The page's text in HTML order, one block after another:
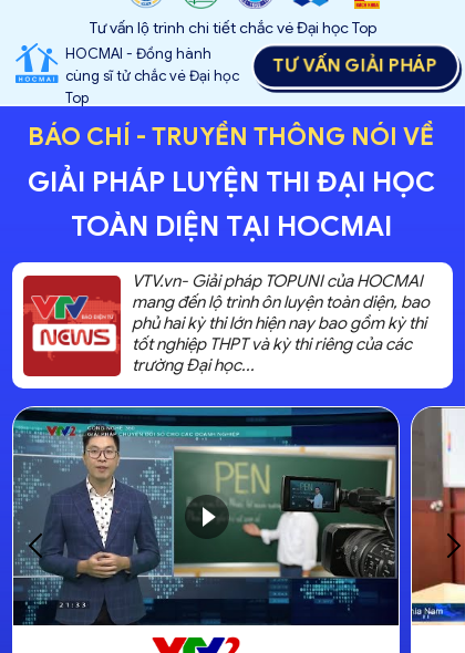
Tư vấn lộ trình chi tiết chắc vé Đại học Top
HOCMAI - Đồng hành
cùng sĩ tử chắc vé Đại học
Top
TƯ VẤN GIẢI PHÁP
BÁO CHÍ - TRUYỀN THÔNG NÓI VỀ
GIẢI PHÁP LUYỆN THI ĐẠI HỌC
TOÀN DIỆN TẠI HOCMAI
VTV.vn- Giải pháp TOPUNI của HOCMAI
mang đến lộ trình ôn luyện toàn diện, bao
phủ hai kỳ thi lớn hiện nay bao gồm kỳ thi
tốt nghiệp THPT và kỳ thi riêng của các
trường Đại học...